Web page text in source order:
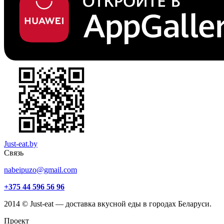
Just-eat.by
Связь
nabeipuzo@gmail.com
+375 44 596 56 96
2014 © Just-eat — доставка вкусной еды в городах Беларуси.
Проект